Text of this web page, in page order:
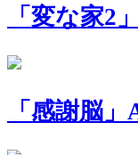
「変な家2
「感謝脳」